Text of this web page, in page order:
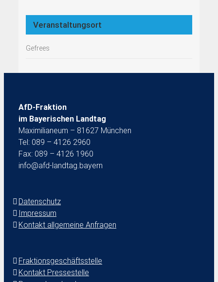
Veranstaltungsort
Gefrees
AfD-Fraktion
im Bayerischen Landtag
Maximilianeum – 81627 München
Tel: 089 – 4126 2960
Fax: 089 – 4126 1960
info@afd-landtag.bayern
Datenschutz
Impressum
Kontakt allgemeine Anfragen
Fraktionsgeschäftsstelle
Kontakt Pressestelle